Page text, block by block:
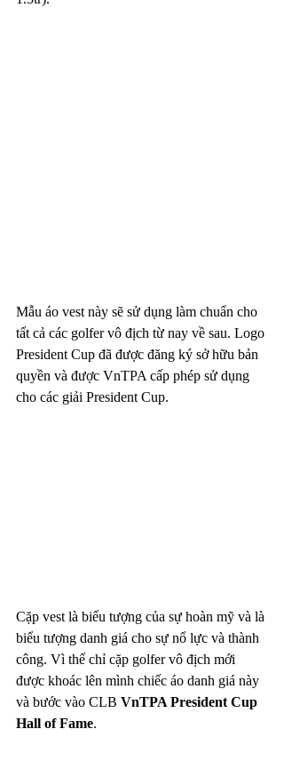
Mẫu áo vest này sẽ sử dụng làm chuẩn cho
tất cả các golfer vô địch từ nay về sau. Logo
President Cup đã được đăng ký sở hữu bản
quyền và được VnTPA cấp phép sử dụng
cho các giải President Cup.
Cặp vest là biểu tượng của sự hoàn mỹ và là
biểu tượng danh giá cho sự nổ lực và thành
công. Vì thế chỉ cặp golfer vô địch mới
được khoác lên mình chiếc áo danh giá này
và bước vào CLB VnTPA President Cup
Hall of Fame.